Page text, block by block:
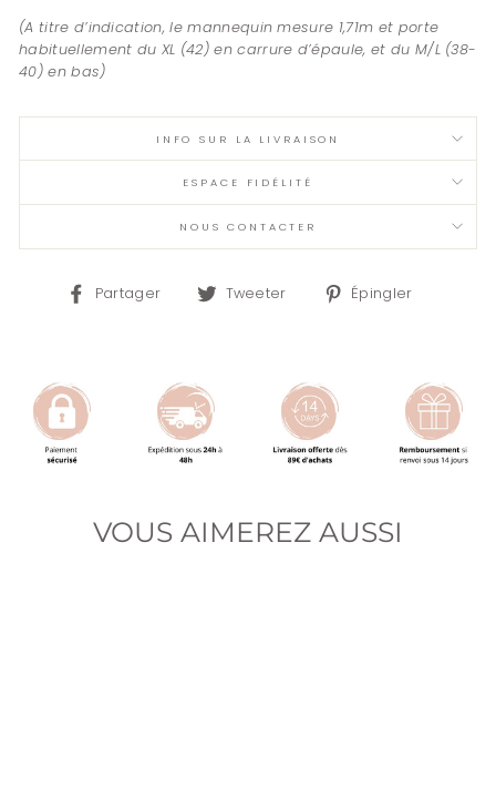
(A titre d’indication, le mannequin mesure 1,71m et porte
habituellement du XL (42) en carrure d’épaule, et du M/L (38-
40) en bas)
INFO SUR LA LIVRAISON
ESPACE FIDÉLITÉ
NOUS CONTACTER
Partager
Tweeter
Épingler
VOUS AIMEREZ AUSSI